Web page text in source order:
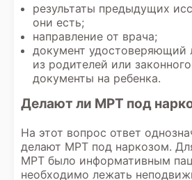
результаты предыдущих
они есть;
направление от врача;
документ удостоверяющий
из родителей или
документы на ребенка.
Делают ли МРТ под
На этот вопрос ответ
делают МРТ под наркозом.
МРТ было информативным
необходимо лежать